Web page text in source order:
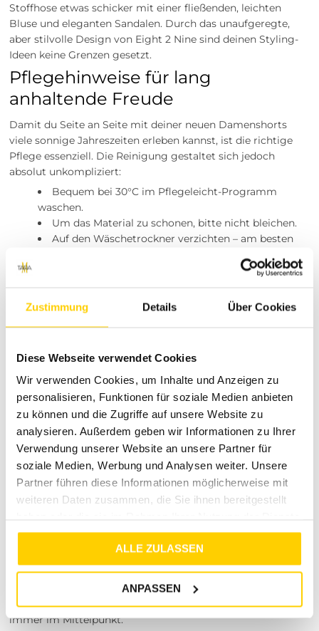
Zustimmung Details Über Cookies
Diese Webseite verwendet Cookies
Wir verwenden Cookies, um Inhalte und Anzeigen zu
personalisieren, Funktionen für soziale Medien anbieten
zu können und die Zugriffe auf unsere Website zu
analysieren. Außerdem geben wir Informationen zu Ihrer
Verwendung unserer Website an unsere Partner für
soziale Medien, Werbung und Analysen weiter. Unsere
Partner führen diese Informationen möglicherweise mit
weiteren Daten zusammen, die Sie ihnen bereitgestellt
gesammelt haben.
ALLE ZULASSEN
ANPASSEN
Stoffhose etwas schicker mit einer fließenden, leichten
Bluse und eleganten Sandalen. Durch das unaufgeregte,
aber stilvolle Design von Eight 2 Nine sind deinen Styling-
Ideen keine Grenzen gesetzt.
Pflegehinweise für lang
anhaltende Freude
Damit du Seite an Seite mit deiner neuen Damenshorts
viele sonnige Jahreszeiten erleben kannst, ist die richtige
Pflege essenziell. Die Reinigung gestaltet sich jedoch
absolut unkompliziert:
Bequem bei 30°C im Pflegeleicht-Programm
waschen.
Um das Material zu schonen, bitte nicht bleichen.
Auf den Wäschetrockner verzichten – am besten
notwendig.
anprobieren? Besuche einen unserer Tara-M Stores in
Dinslaken, Borken, Rheine, Herne, Bocholt, Coesfeld,
Datteln, Lüdinghausen, Marl oder Herten. Unsere
Modeexperten vor Ort beraten dich gerne!
Wer steckt hinter Tara-M? Deine
Experten für angesagte Fashion
Als dein verlässlicher Partner in Sachen Mode steht Tara-M
für Leidenschaft, Stil und exzellenten Kundenservice, der
von Herzen kommt. Wir bieten dir sorgfältig ausgewählte
Persönlichkeit und deinen individuellen Look optimal
unterstreichen. Unser Anspruch ist es, dir nicht einfach nur
ein Kleidungsstück zu liefern, sondern ein echtes
Lebensgefühl direkt in deinen Kleiderschrank zu bringen.
Bei Tara-M stehst du und dein individueller Geschmack
immer im Mittelpunkt.